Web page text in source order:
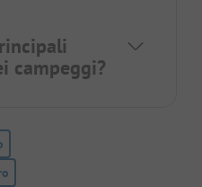
campeggi?